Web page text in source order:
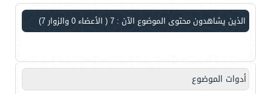
الذين يشاهدون محتوى الموضوع الآن : 7 ( الأعضاء 0 والزوار 7)
أدوات الموضوع